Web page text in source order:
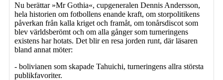
Nu berättar »Mr Gothia«, cupgeneralen Dennis Andersson,
hela historien om fotbollens enande kraft, om storpolitikens
påverkan från kalla kriget och framåt, om tonårsdiscot som
blev världsberömt och om alla gånger som turneringens
existens har hotats. Det blir en resa jorden runt, där läsaren
bland annat möter:
- bolivianen som skapade Tahuichi, turneringens allra största
publikfavoriter.